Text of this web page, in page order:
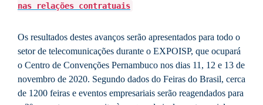
nas relações contratuais
Os resultados destes avanços serão apresentados para todo o
setor de telecomunicações durante o EXPOISP, que ocupará
o Centro de Convenções Pernambuco nos dias 11, 12 e 13 de
novembro de 2020. Segundo dados do Feiras do Brasil, cerca
de 1200 feiras e eventos empresariais serão reagendados para